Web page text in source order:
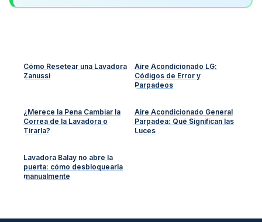
Cómo Resetear una Lavadora
Zanussi
Aire Acondicionado LG:
Códigos de Error y
Parpadeos
¿Merece la Pena Cambiar la
Correa de la Lavadora o
Tirarla?
Aire Acondicionado General
Parpadea: Qué Significan las
Luces
Lavadora Balay no abre la
puerta: cómo desbloquearla
manualmente